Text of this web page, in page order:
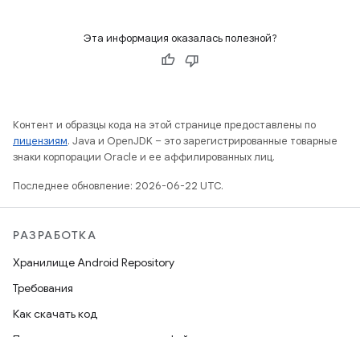
Эта информация оказалась полезной?
Контент и образцы кода на этой странице предоставлены по
лицензиям. Java и OpenJDK – это зарегистрированные товарные
знаки корпорации Oracle и ее аффилированных лиц.
Последнее обновление: 2026-06-22 UTC.
РАЗРАБОТКА
Хранилище Android Repository
Требования
Как скачать код